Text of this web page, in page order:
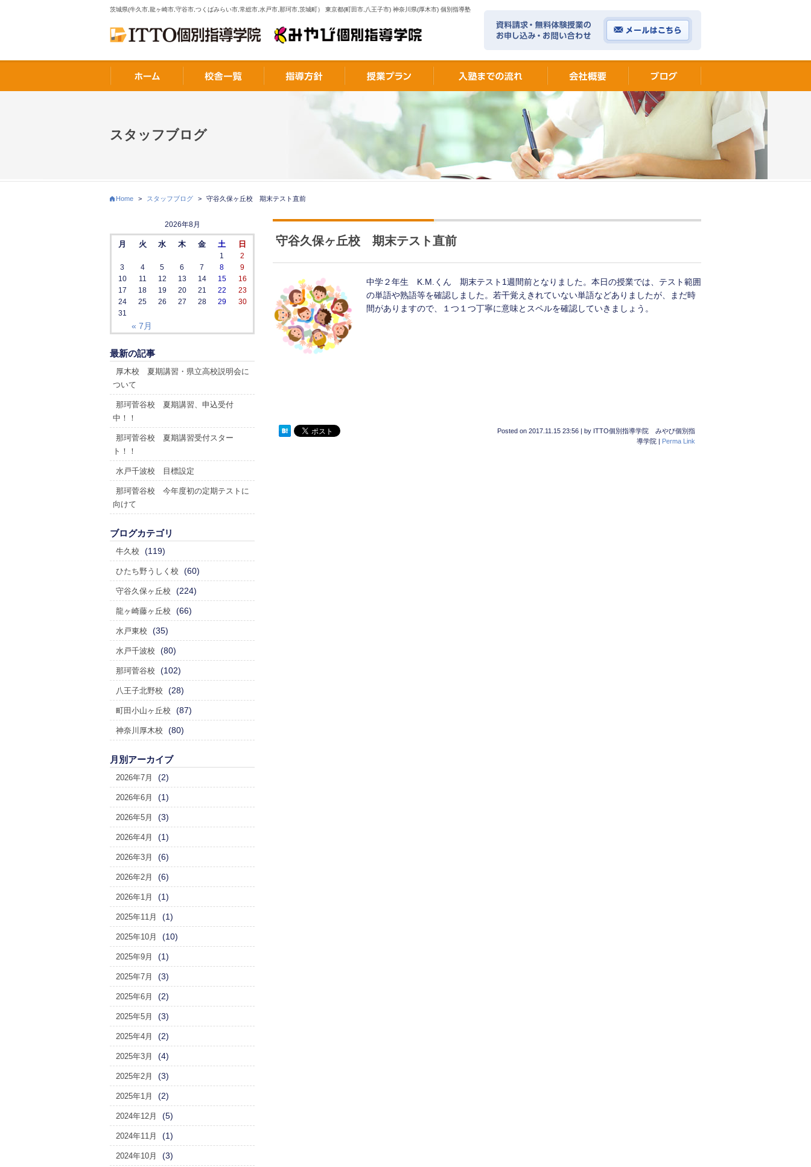
茨城県(牛久市,龍ヶ崎市,守谷市,つくばみらい市,常総市,水戸市,那珂市,茨城町） 東京都(町田市,八王子市) 神奈川県(厚木市) 個別指導塾
スタッフブログ
Home > スタッフブログ > 守谷久保ヶ丘校 期末テスト直前
守谷久保ヶ丘校 期末テスト直前
中学２年生 K.M.くん 期末テスト1週間前となりました。本日の授業では、テスト範囲
の単語や熟語等を確認しました。若干覚えきれていない単語などありましたが、まだ時
間がありますので、１つ１つ丁寧に意味とスペルを確認していきましょう。
Posted on 2017.11.15 23:56 | by ITTO個別指導学院 みやび個別指
導学院 | Perma Link
2026年8月
月 火 水 木 金 土 日
« 7月
1
2
3
4 5 6 7 8
9
10
11 12 13 14 15
16
17
18 19 20 21 22
23
24
25 26 27 28 29
30
31
最新の記事
厚木校 夏期講習・県立高校説明会に
ついて
那珂菅谷校 夏期講習、申込受付
中！！
那珂菅谷校 夏期講習受付スター
ト！！
水戸千波校 目標設定
那珂菅谷校 今年度初の定期テストに
向けて
ブログカテゴリ
牛久校 (119)
ひたち野うしく校 (60)
守谷久保ヶ丘校 (224)
龍ヶ崎藤ヶ丘校 (66)
水戸東校 (35)
水戸千波校 (80)
那珂菅谷校 (102)
八王子北野校 (28)
町田小山ヶ丘校 (87)
神奈川厚木校 (80)
月別アーカイブ
2026年7月 (2)
2026年6月 (1)
2026年5月 (3)
2026年4月 (1)
2026年3月 (6)
2026年2月 (6)
2026年1月 (1)
2025年11月 (1)
2025年10月 (10)
2025年9月 (1)
2025年7月 (3)
2025年6月 (2)
2025年5月 (3)
2025年4月 (2)
2025年3月 (4)
2025年2月 (3)
2025年1月 (2)
2024年12月 (5)
2024年11月 (1)
2024年10月 (3)